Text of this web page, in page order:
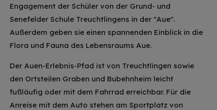
Engagement der Schüler von der Grund- und
Senefelder Schule Treuchtlingens in der "Aue".
Außerdem geben sie einen spannenden Einblick in die
Flora und Fauna des Lebensraums Aue.
Der Auen-Erlebnis-Pfad ist von Treuchtlingen sowie
den Ortsteilen Graben und Bubehnheim leicht
fußläufig oder mit dem Fahrrad erreichbar. Für die
Anreise mit dem Auto stehen am Sportplatz von